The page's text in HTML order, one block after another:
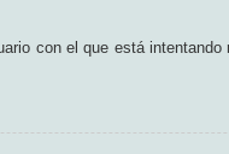
con el que está